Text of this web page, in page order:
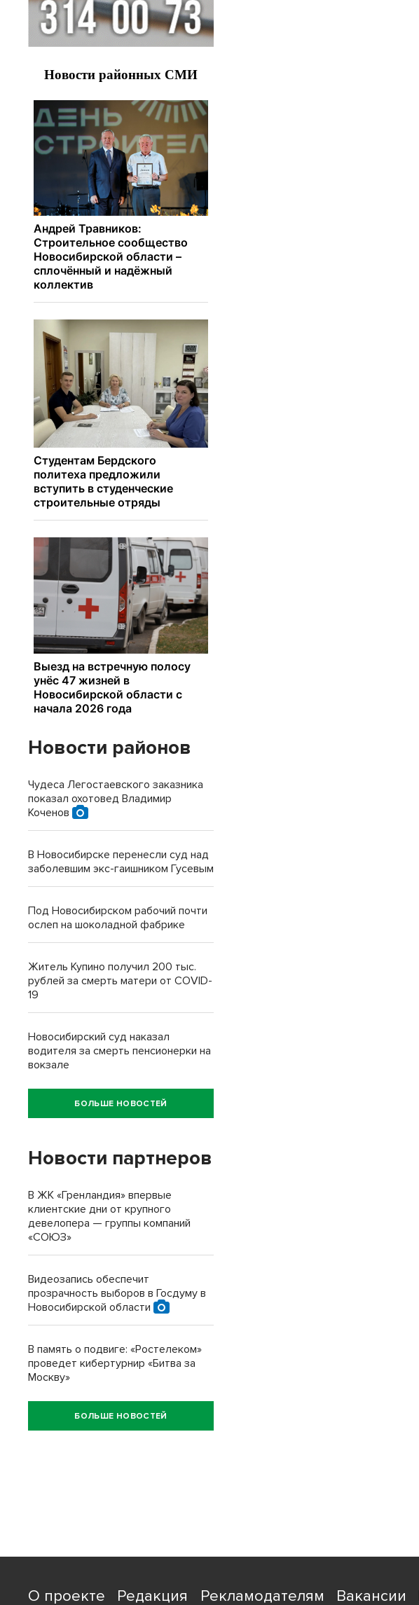
Новости районов
Чудеса Легостаевского заказника
показал охотовед Владимир
Коченов
В Новосибирске перенесли суд над
заболевшим экс-гаишником Гусевым
Под Новосибирском рабочий почти
ослеп на шоколадной фабрике
Житель Купино получил 200 тыс.
рублей за смерть матери от COVID-
19
Новосибирский суд наказал
водителя за смерть пенсионерки на
вокзале
БОЛЬШЕ НОВОСТЕЙ
Новости партнеров
В ЖК «Гренландия» впервые
клиентские дни от крупного
девелопера — группы компаний
«СОЮЗ»
Видеозапись обеспечит
прозрачность выборов в Госдуму в
Новосибирской области
В память о подвиге: «Ростелеком»
проведет кибертурнир «Битва за
Москву»
БОЛЬШЕ НОВОСТЕЙ
О проекте Редакция Рекламодателям Вакансии